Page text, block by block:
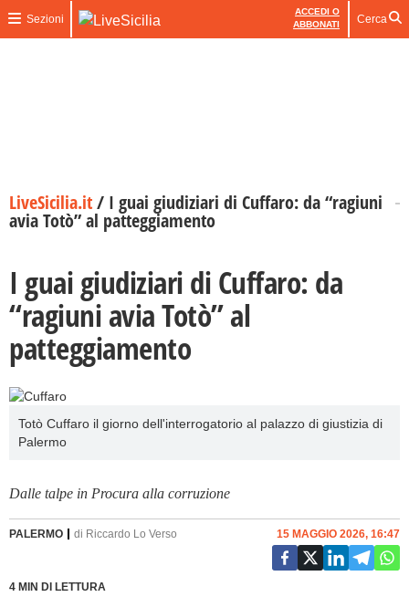
Sezioni
ACCEDI O
ABBONATI
Cerca
LiveSicilia.it/ I guai giudiziari di Cuffaro: da “ragiuni
avia Totò” al patteggiamento
I guai giudiziari di Cuffaro: da
“ragiuni avia Totò” al
patteggiamento
Totò Cuffaro il giorno dell'interrogatorio al palazzo di giustizia di
Palermo
Dalle talpe in Procura alla corruzione
PALERMO di Riccardo Lo Verso
4 MIN DI LETTURA
15 MAGGIO 2026, 16:47